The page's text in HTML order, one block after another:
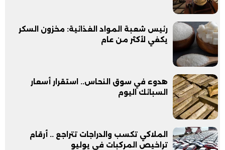
رئيس شعبة المواد الغذائية: مخزون السكر
يكفي لأكثر من عام
هدوء في سوق النحاس.. استقرار أسعار
السبائك اليوم
الملاكي تكسب والدراجات تتراجع .. أرقام
تراخيص المركبات في يوليو